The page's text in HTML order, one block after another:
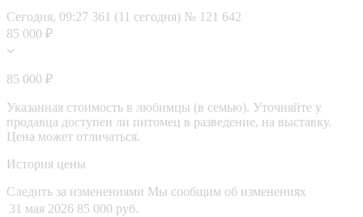
Сегодня, 09:27 361 (11 сегодня) № 121 642
85 000 ₽
85 000 ₽
Указанная стоимость в любимцы (в семью). Уточняйте у
продавца доступен ли питомец в разведение, на выставку.
Цена может отличаться.
История цены
Следить за изменениями Мы сообщим об изменениях
31 мая 2026 85 000 руб.